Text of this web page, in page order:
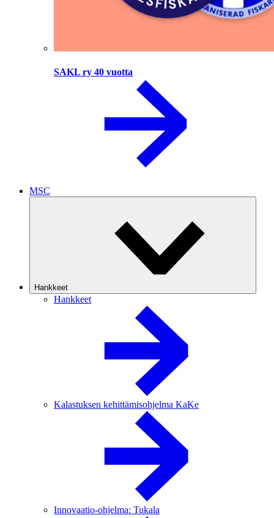
SAKL ry 40 vuotta
MSC
Hankkeet
Hankkeet
Kalastuksen kehittämisohjelma KaKe
Innovaatio-ohjelma: Tukala